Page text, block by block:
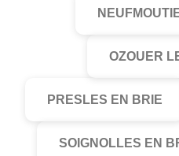
OZOUER
PRESLES EN BRIE
SOIGNOLLES EN